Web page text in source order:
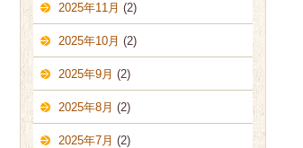
2025年11月 (2)
2025年10月 (2)
2025年9月 (2)
2025年8月 (2)
2025年7月 (2)